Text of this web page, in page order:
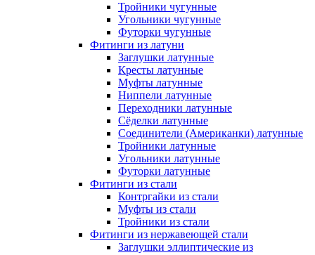
Тройники чугунные
Угольники чугунные
Футорки чугунные
Фитинги из латуни
Заглушки латунные
Кресты латунные
Муфты латунные
Ниппели латунные
Переходники латунные
Сёделки латунные
Соединители (Американки) латунные
Тройники латунные
Угольники латунные
Футорки латунные
Фитинги из стали
Контргайки из стали
Муфты из стали
Тройники из стали
Фитинги из нержавеющей стали
Заглушки эллиптические из